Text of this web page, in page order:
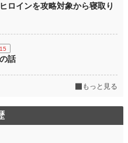
インを攻略対象から寝取り
話
もっと見る